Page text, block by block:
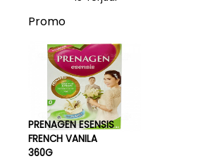
Promo
PRENAGEN ESENSIS
FRENCH VANILA
360G